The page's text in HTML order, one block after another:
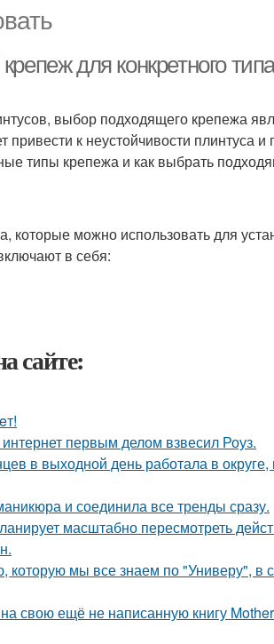
для конкретного
выбор подходящего крепежа
к неустойчивости плинтуса и
типы крепежа и как выбрать
которые можно использовать для
в себя:
сайте:
первым делом взвесил Роуз.
в выходной день работала в
и соединила все тренды сразу.
масштабно пересмотреть
мы все знаем по "Универу", в
свою ещё не написанную книгу